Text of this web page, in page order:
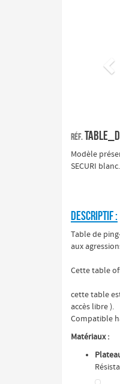
Réf.
Modèle
SECURI blanc.
DESCRIPTIF :
Table de
aux
Cette table
cette table
accès libre ).
Compatible
Matériaux :